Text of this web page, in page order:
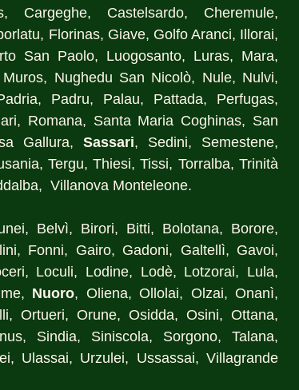
Cargeghe, Castelsardo, Cheremule,
Florinas, Giave, Golfo Aranci, Illorai,
San Paolo, Luogosanto, Luras, Mara,
Nughedu San Nicolò, Nule, Nulvi,
Padru, Palau, Pattada, Perfugas,
Romana, Santa Maria Coghinas, San
Gallura, Sassari, Sedini, Semestene,
Tergu, Thiesi, Tissi, Torralba, Trinità
Villanova Monteleone.
Belvì, Birori, Bitti, Bolotana, Borore,
Fonni, Gairo, Gadoni, Galtellì, Gavoi,
Loculi, Lodine, Lodè, Lotzorai, Lula,
Nuoro, Oliena, Ollolai, Olzai, Onanì,
Ortueri, Orune, Osidda, Osini, Ottana,
Sindia, Siniscola, Sorgono, Talana,
Ulassai, Urzulei, Ussassai, Villagrande